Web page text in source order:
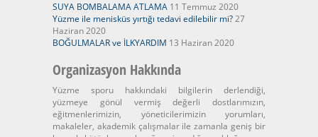
SUYA BOMBALAMA ATLAMA 11 Temmuz 2020
Yüzme ile menisküs yırtığı tedavi edilebilir mi?27
Haziran 2020
BOĞULMALAR ve İLKYARDIM 13 Haziran 2020
Organizasyon Hakkında
Yüzme sporu hakkındaki bilgilerin derlendiği,
yüzmeye gönül vermiş değerli dostlarımızın,
eğitmenlerimizin, yöneticilerimizin yorumları,
makaleler, akademik çalışmalar ile zamanla geniş bir